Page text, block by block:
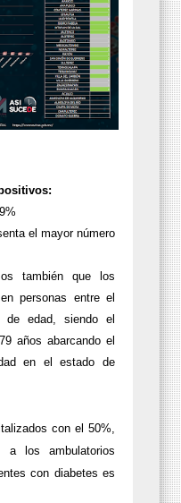
el mayor número
también que los
personas entre el
de edad, siendo el
años abarcando el
en el estado de
con el 50%,
a los ambulatorios
con diabetes es